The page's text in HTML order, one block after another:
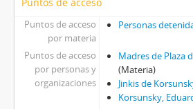
Puntos de acceso
Puntos de acceso
por materia
Personas
Puntos de acceso
por personas y
organizaciones
Madres de Plaza
(Materia)
Jinkis de
Korsunsky,